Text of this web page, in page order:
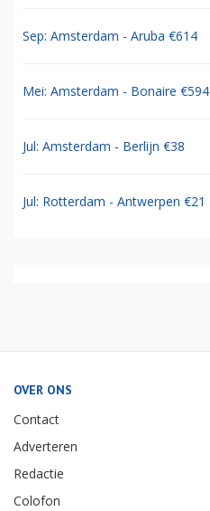
Sep: Amsterdam - Aruba €614
Mei: Amsterdam - Bonaire €594
Jul: Amsterdam - Berlijn €38
Jul: Rotterdam - Antwerpen €21
OVER ONS
Contact
Adverteren
Redactie
Colofon